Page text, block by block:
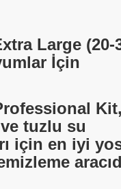
Large (20-
İçin
tuzlu su
için en iyi